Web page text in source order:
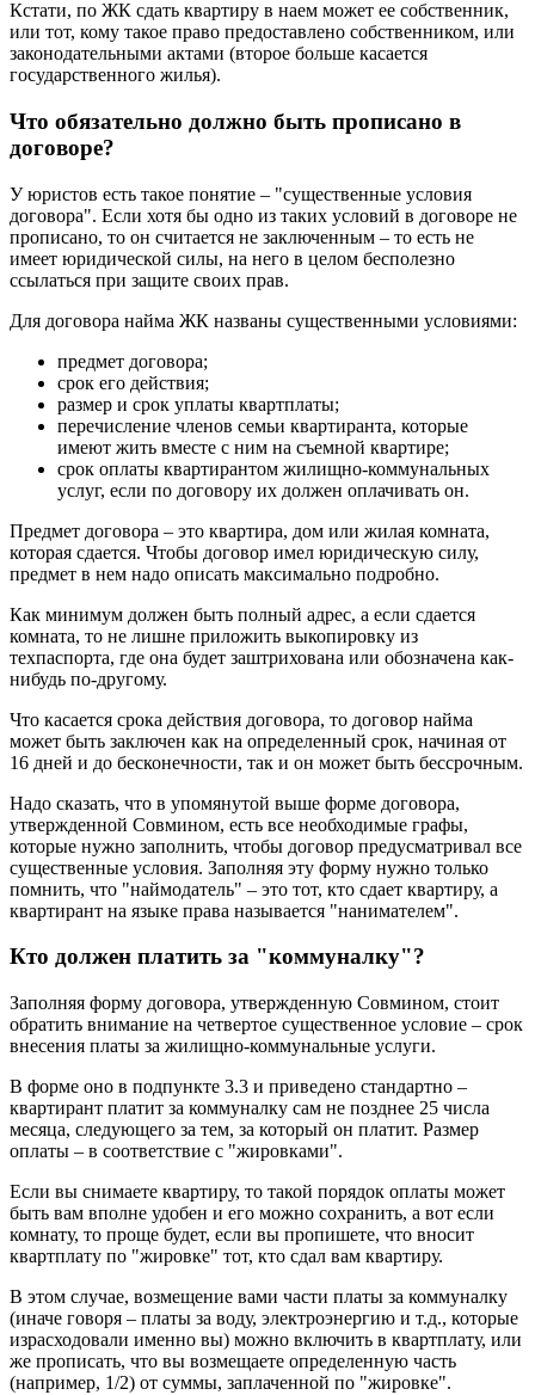
Кстати, по ЖК сдать квартиру в наем может ее собственник,
или тот, кому такое право предоставлено собственником, или
законодательными актами (второе больше касается
государственного жилья).
Что обязательно должно быть прописано в
договоре?
У юристов есть такое понятие – "существенные условия
договора". Если хотя бы одно из таких условий в договоре не
прописано, то он считается не заключенным – то есть не
имеет юридической силы, на него в целом бесполезно
ссылаться при защите своих прав.
Для договора найма ЖК названы существенными условиями:
предмет договора;
срок его действия;
размер и срок уплаты квартплаты;
перечисление членов семьи квартиранта, которые
имеют жить вместе с ним на съемной квартире;
срок оплаты квартирантом жилищно-коммунальных
услуг, если по договору их должен оплачивать он.
Предмет договора – это квартира, дом или жилая комната,
которая сдается. Чтобы договор имел юридическую силу,
предмет в нем надо описать максимально подробно.
Как минимум должен быть полный адрес, а если сдается
комната, то не лишне приложить выкопировку из
техпаспорта, где она будет заштрихована или обозначена как-
нибудь по-другому.
Что касается срока действия договора, то договор найма
может быть заключен как на определенный срок, начиная от
16 дней и до бесконечности, так и он может быть бессрочным.
Надо сказать, что в упомянутой выше форме договора,
утвержденной Совмином, есть все необходимые графы,
которые нужно заполнить, чтобы договор предусматривал все
существенные условия. Заполняя эту форму нужно только
помнить, что "наймодатель" – это тот, кто сдает квартиру, а
квартирант на языке права называется "нанимателем".
Кто должен платить за "коммуналку"?
Заполняя форму договора, утвержденную Совмином, стоит
обратить внимание на четвертое существенное условие – срок
внесения платы за жилищно-коммунальные услуги.
В форме оно в подпункте 3.3 и приведено стандартно –
квартирант платит за коммуналку сам не позднее 25 числа
месяца, следующего за тем, за который он платит. Размер
оплаты – в соответствие с "жировками".
Если вы снимаете квартиру, то такой порядок оплаты может
быть вам вполне удобен и его можно сохранить, а вот если
комнату, то проще будет, если вы пропишете, что вносит
квартплату по "жировке" тот, кто сдал вам квартиру.
В этом случае, возмещение вами части платы за коммуналку
(иначе говоря – платы за воду, электроэнергию и т.д., которые
израсходовали именно вы) можно включить в квартплату, или
же прописать, что вы возмещаете определенную часть
(например, 1/2) от суммы, заплаченной по "жировке".